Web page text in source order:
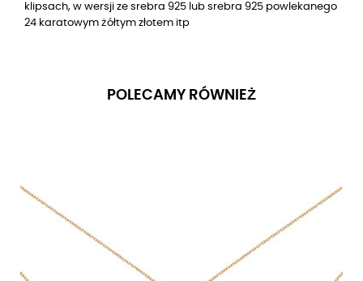
klipsach, w wersji ze srebra 925 lub srebra 925 powlekanego
24 karatowym żółtym złotem itp
POLECAMY RÓWNIEŻ